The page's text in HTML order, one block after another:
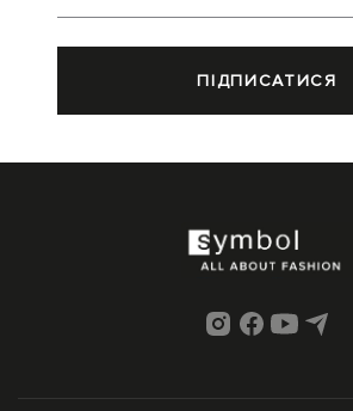
ПІДПИСАТИСЯ